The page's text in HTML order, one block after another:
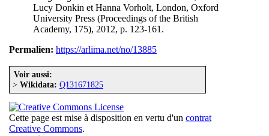
Lucy Donkin et Hanna Vorholt, London, Oxford
University Press (Proceedings of the British
Academy, 175), 2012, p. 123-161.
Permalien: https://arlima.net/no/13885
Voir aussi:
> Wikidata: Q131671825
Cette page est mise à disposition en vertu d'un contrat
Creative Commons.